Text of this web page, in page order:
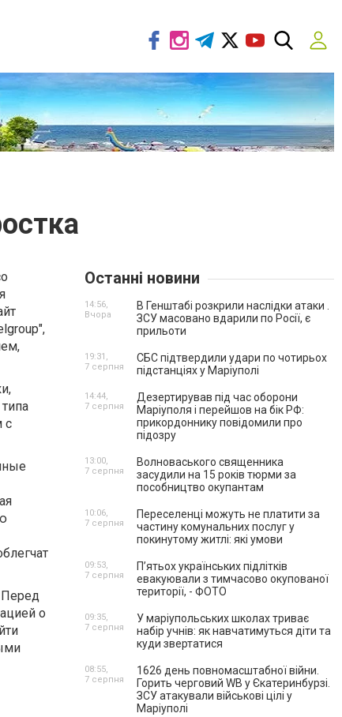
с
Перед
о
Останні новини
В Генштабі розкрили наслідки атаки .
ЗСУ масовано вдарили по Росії, є
прильоти
14:56,
Вчора
СБС підтвердили удари по чотирьох
підстанціях у Маріуполі
19:31,
7 серпня
Дезертирував під час оборони
Маріуполя і перейшов на бік РФ:
прикордоннику повідомили про
підозру
14:44,
7 серпня
Волноваського священника
засудили на 15 років тюрми за
пособництво окупантам
13:00,
7 серпня
Переселенці можуть не платити за
частину комунальних послуг у
покинутому житлі: які умови
10:06,
7 серпня
П’ятьох українських підлітків
евакуювали з тимчасово окупованої
території, - ФОТО
09:53,
7 серпня
У маріупольських школах триває
набір учнів: як навчатимуться діти та
куди звертатися
09:35,
7 серпня
1626 день повномасштабної війни.
Горить черговий WB у Єкатеринбурзі.
ЗСУ атакували військові цілі у
Маріуполі
08:55,
7 серпня